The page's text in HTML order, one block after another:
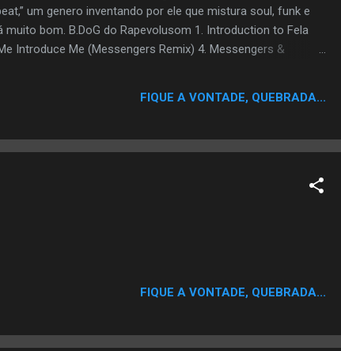
um genero inventando por ele que mistura soul, funk e
bom. B.DoG do Rapevolusom 1. Introduction to Fela
Introduce Me (Messengers Remix) 4. Messengers &
Remix) 12. Africa Unite (Outro) Download Aqui
FIQUE A VONTADE, QUEBRADA...
FIQUE A VONTADE, QUEBRADA...